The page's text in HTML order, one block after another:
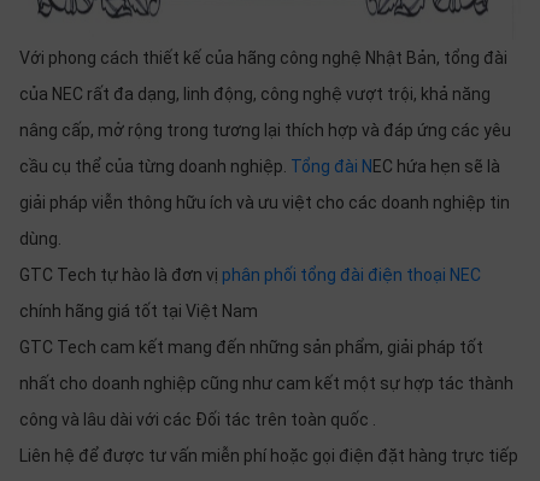
Với phong cách thiết kế của hãng công nghệ Nhật Bản, tổng đài
của NEC rất đa dạng, linh động, công nghệ vượt trội, khả năng
nâng cấp, mở rộng trong tương lại thích hợp và đáp ứng các yêu
cầu cụ thể của từng doanh nghiệp. Tổng đài N EC hứa hẹn sẽ là
giải pháp viễn thông hữu ích và ưu việt cho các doanh nghiệp tin
dùng.
GTC Tech tự hào là đơn vị phân phối tổng đài điện thoại NEC
chính hãng giá tốt tại Việt Nam
GTC Tech cam kết mang đến những sản phẩm, giải pháp tốt
nhất cho doanh nghiệp cũng như cam kết một sự hợp tác thành
công và lâu dài với các Đối tác trên toàn quốc .
Liên hệ để được tư vấn miễn phí hoặc gọi điện đặt hàng trực tiếp